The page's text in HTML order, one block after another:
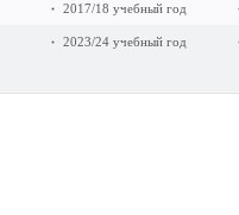
2017/18 учебный год
2023/24 учебный год